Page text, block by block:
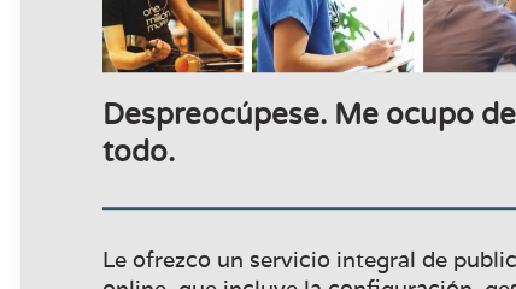
Despreocúpese. Me ocupo de
todo.
Le ofrezco un servicio integral de